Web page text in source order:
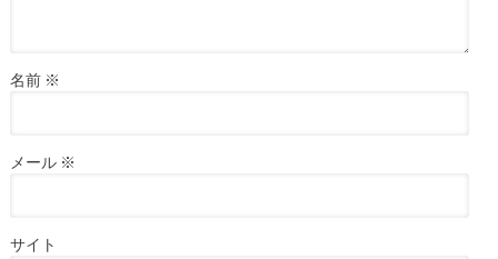
名前 ※
メール ※
サイト